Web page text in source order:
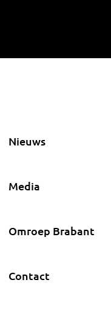
Nieuws
Media
Omroep Brabant
Contact